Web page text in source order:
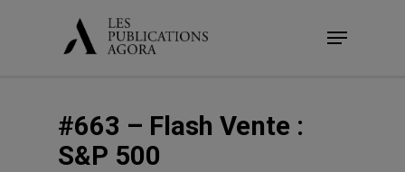
Menu
#663 – Flash Vente :
S&P 500